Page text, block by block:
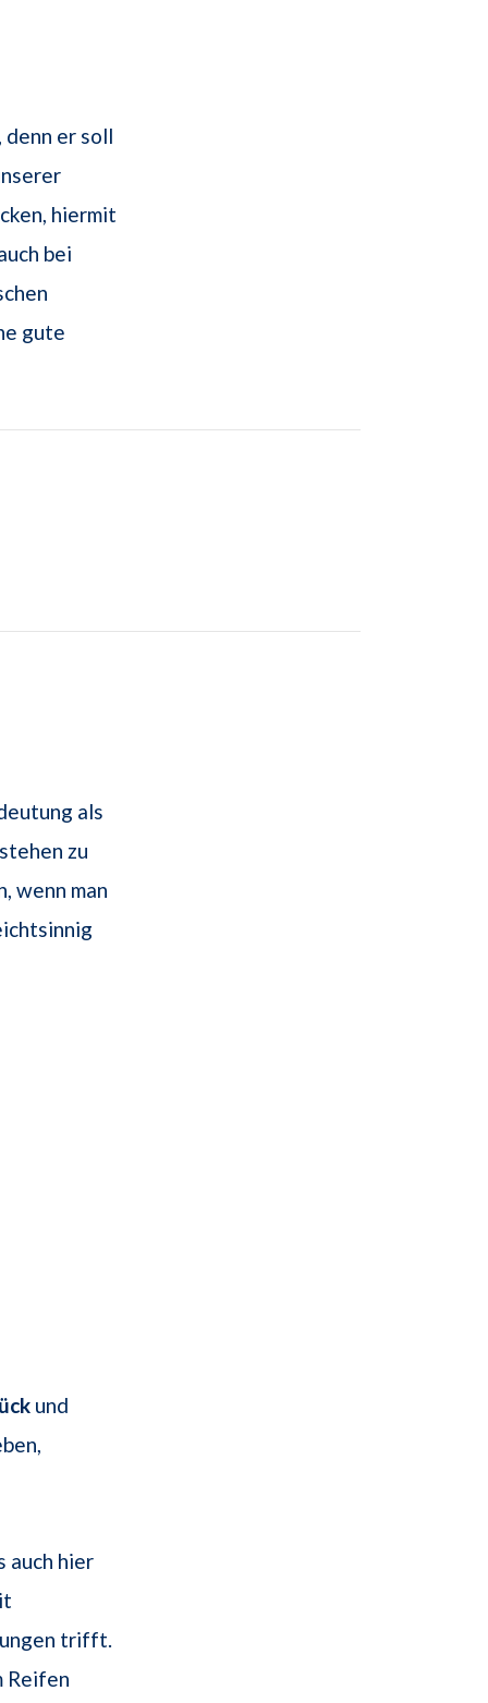
er soll
hiermit
bei
gute
als
stehen zu
wenn man
und
auch hier
trifft.
Reifen